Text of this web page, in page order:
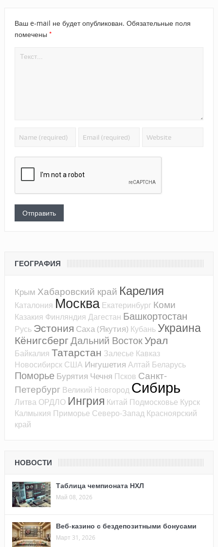
Ваш e-mail не будет опубликован. Обязательные поля
помечены *
ГЕОГРАФИЯ
Крым Хабаровский край Карелия
Каталония Москва Екатеринбург Коми
Казакия Финляндия Дагестан Башкортостан
Русь Эстония Саха (Якутия) Кубань Украина
КёнигсбергДальний ВостокУрал
Байкалия Татарстан Залесье Кавказ
Новосибирск США Ингушетия Алтай Беларусь
Поморье Бурятия Чечня Псков Санкт-
Петербург Великий Новгород Сибирь
Литва ОРДЛО Ингрия Китай Подмосковье Курск
Калмыкия Приморье Северо-Запад Красноярский
край
НОВОСТИ
Таблица чемпионата НХЛ
Май 08, 2026
Веб-казино с бездепозитными бонусами
Март 31, 2026